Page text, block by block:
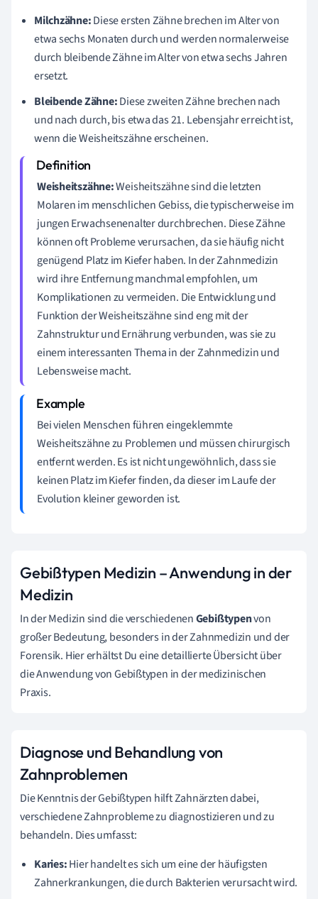
Milchzähne:Diese ersten Zähne brechen im Alter von
etwa sechs Monaten durch und werden normalerweise
durch bleibende Zähne im Alter von etwa sechs Jahren
ersetzt.
Bleibende Zähne:Diese zweiten Zähne brechen nach
und nach durch, bis etwa das 21. Lebensjahr erreicht ist,
wenn die Weisheitszähne erscheinen.
Weisheitszähne:Weisheitszähne sind die letzten
Molaren im menschlichen Gebiss, die typischerweise im
jungen Erwachsenenalter durchbrechen. Diese Zähne
können oft Probleme verursachen, da sie häufig nicht
genügend Platz im Kiefer haben. In der Zahnmedizin
wird ihre Entfernung manchmal empfohlen, um
Komplikationen zu vermeiden. Die Entwicklung und
Funktion der Weisheitszähne sind eng mit der
Zahnstruktur und Ernährung verbunden, was sie zu
einem interessanten Thema in der Zahnmedizin und
Lebensweise macht.
Bei vielen Menschen führen eingeklemmte
Weisheitszähne zu Problemen und müssen chirurgisch
entfernt werden. Es ist nicht ungewöhnlich, dass sie
keinen Platz im Kiefer finden, da dieser im Laufe der
Evolution kleiner geworden ist.
Gebißtypen Medizin – Anwendung in der
Medizin
In der Medizin sind die verschiedenenGebißtypenvon
großer Bedeutung, besonders in der Zahnmedizin und der
Forensik. Hier erhältst Du eine detaillierte Übersicht über
die Anwendung von Gebißtypen in der medizinischen
Praxis.
Diagnose und Behandlung von
Zahnproblemen
Die Kenntnis der Gebißtypen hilft Zahnärzten dabei,
verschiedene Zahnprobleme zu diagnostizieren und zu
behandeln. Dies umfasst:
Karies:Hier handelt es sich um eine der häufigsten
Zahnerkrankungen, die durch Bakterien verursacht wird.